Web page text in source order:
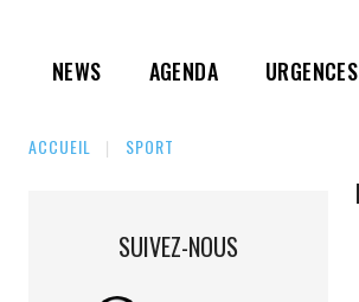
NEWS AGENDA URGENCES
ACCUEIL SPORT
SUIVEZ-NOUS